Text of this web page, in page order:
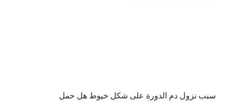
سبب نزول دم الدورة على شكل خيوط هل حمل